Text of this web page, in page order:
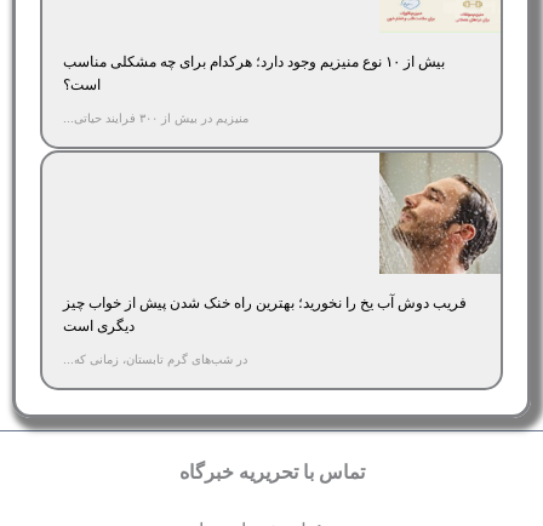
بیش از ۱۰ نوع منیزیم وجود دارد؛ هر‌کدام برای چه مشکلی مناسب‌
است؟
منیزیم در بیش از ۳۰۰ فرایند حیاتی...
فریب دوش آب یخ را نخورید؛ بهترین راه خنک شدن پیش از خواب چیز
دیگری است
در شب‌های گرم تابستان، زمانی که...
تماس با تحریریه خبرگاه